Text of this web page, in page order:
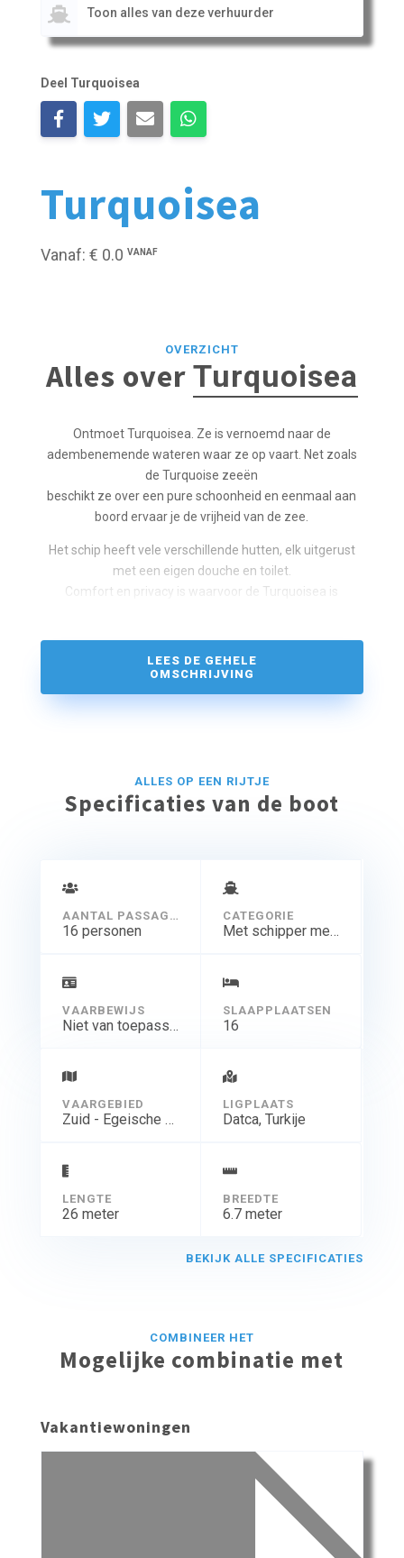
Turquoisea
Vanaf: € 0.0 VANAF
Toon alles van deze verhuurder
Deel Turquoisea
OVERZICHT
Alles over Turquoisea
Ontmoet Turquoisea. Ze is vernoemd naar de
adembenemende wateren waar ze op vaart. Net zoals
de Turquoise zeeën
beschikt ze over een pure schoonheid en eenmaal aan
boord ervaar je de vrijheid van de zee.
Het schip heeft vele verschillende hutten, elk uitgerust
met een eigen douche en toilet.
Comfort en privacy is waarvoor de Turquoisea is
voorzieningen en luxe interieurs, dan is Turquoise Seas
LEES DE GEHELE
OMSCHRIJVING
ALLES OP EEN RIJTJE
Specificaties van de boot
AANTAL PASSAGIERS
16 personen
CATEGORIE
Met schipper meer dagen
VAARBEWIJS
Niet van toepassing
SLAAPPLAATSEN
16
VAARGEBIED
Zuid - Egeische kust
LIGPLAATS
Datca, Turkije
LENGTE
26 meter
BREEDTE
6.7 meter
BEKIJK ALLE SPECIFICATIES
COMBINEER HET
Mogelijke combinatie met
Vakantiewoningen